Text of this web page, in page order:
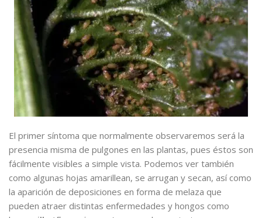
El primer síntoma que normalmente observaremos será la
presencia misma de pulgones en las plantas, pues éstos son
fácilmente visibles a simple vista. Podemos ver también
como algunas hojas amarillean, se arrugan y secan, así como
la aparición de deposiciones en forma de melaza que
pueden atraer distintas enfermedades y hongos como